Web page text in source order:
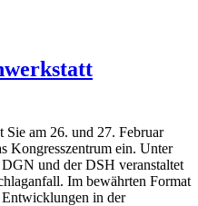
am 26. und 27. Februar
Kongresszentrum ein. Unter
und der DSH veranstaltet
Im bewährten Format
in der